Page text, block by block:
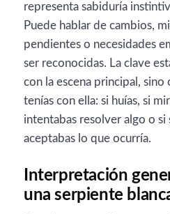
representa sabiduría
Puede hablar de cambios,
pendientes o necesidades
ser reconocidas. La clave
con la escena principal,
tenías con ella: si huías, si
intentabas resolver algo o
aceptabas lo que ocurría.
Interpretación
una serpiente